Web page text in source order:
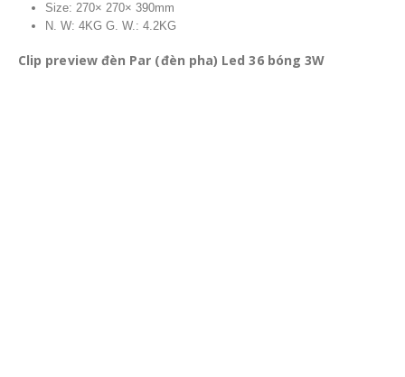
Size: 270× 270× 390mm
N. W: 4KG G. W.: 4.2KG
Clip preview đèn Par (đèn pha) Led 36 bóng 3W